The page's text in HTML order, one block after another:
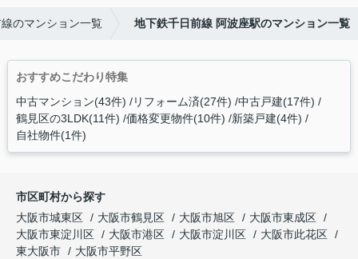
のマンション一覧 地下鉄千日前線 阿波座駅のマンション一覧
おすすめこだわり特集
中古マンション(43件) リフォーム済(27件) 中古戸建(17件)
鶴見区の3LDK(11件) 価格変更物件(10件) 新築戸建(4件)
自社物件(1件)
市区町村から探す
大阪市城東区
大阪市鶴見区 大阪市旭区
大阪市東成区
大阪市東淀川区
大阪市港区 大阪市淀川区
大阪市此花区
東大阪市
大阪市平野区